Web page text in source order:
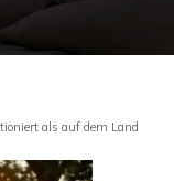
als auf dem Land